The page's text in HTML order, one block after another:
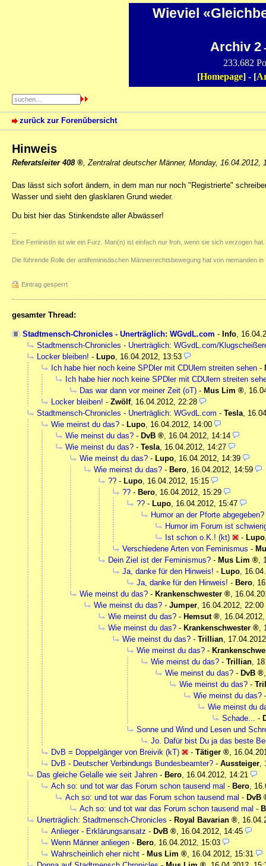
Wieviel
Archiv 2
233.682
[Homepage] - [
zurück zur Forenübersicht
Hinweis
Referatsleiter 408 Zentralrat deutscher Männer, Monday, 16.04.2012,
Das lässt sich sofort ändern, in dem man nur noch "Registrierte"
Wasser und sieht den glasklaren Grund wieder.
Du bist hier das Stinkendste aller Abwässer!
--
Eine FeministIn ist wie ein Furz. Man(n) ist einfach nur froh, wenn sie sich verzogen hat.
Die führende Rolle der antifeministischen Männerrechtsbewegung hat von niemanden
Eintrag gesperrt
gesamter Thread:
Stadtmensch-Chronicles - Unerträglich: WGvdL.com - Info,
Stadtmensch-Chronicles - Unerträglich: WGvdL.com/
Locker bleiben! - Lupo, 16.04.2012, 13:53
Ich habe hier noch keine SPDler mit CDUlern streiten sehen -
Ich habe hier noch keine SPDler mit CDUlern streiten
Das war dann vor meiner Zeit (oT) - Mus Lim ,
Locker bleiben! - Zwölf, 16.04.2012, 22:28
Stadtmensch-Chronicles - Unerträglich: WGvdL.com - Tesla,
Wie meinst du das? - Lupo, 16.04.2012, 14:00
Wie meinst du das? - DvB , 16.04.2012, 14:14
Wie meinst du das? - Tesla, 16.04.2012, 14:27
Wie meinst du das? - Lupo, 16.04.2012, 14:39
Wie meinst du das? - Bero, 16.04.2012, 14:59
?? - Lupo, 16.04.2012, 15:15
?? - Bero, 16.04.2012, 15:29
?? - Lupo, 16.04.2012, 15:47
Humor an der Pforte abgegeben?
Humor im Forum ist
Ist schon o.K.! (kt)
- Lupo
Verschiedene Arten von Feminismus -
Dein Ziel ist der Feminismus? - Mus Lim ,
Ja, danke für den Hinweis! - Lupo,
Ja, danke für den Hinweis! - Bero,
Wie meinst du das? - Krankenschwester ,
Wie meinst du das? - Jumper, 16.04.2012, 22:00
Wie meinst du das? - Hemsut ,
Wie meinst du das? - Krankenschwester ,
Wie meinst du das? - Trillian,
Wie meinst du das? -
Wie meinst du das? - Trillian,
Wie meinst du das? - DvB
Wie meinst du das? -
Wie meinst du das?
Wie meinst du
Schade... -
Sonne und Wind und Lesen und
Jo. Dafür bist Du ja das beste
DvB = Doppelgänger von Breivik (kT)
- Tätiger ,
DvB - Deutscher Verbindungs Bundesbeamter? - Aussteiger,
Das gleiche Gelalle wie seit Jahren - Bero, 16.04.2012, 14:21
Ach so: und tot war das Forum schon tausend mal - Bero,
Ach so: und tot war das Forum schon tausend mal - DvB
Ach so: und tot war das Forum schon tausend mal -
Unerträglich: Stadtmensch-Chronicles - Royal Bavarian ,
Anlieger - Erklärungsansatz - DvB , 16.04.2012, 14:45
Wenn Männer anliegen - Bero, 16.04.2012, 15:03
Wahrscheinlich eher nicht - Mus Lim , 16.04.2012, 15:31